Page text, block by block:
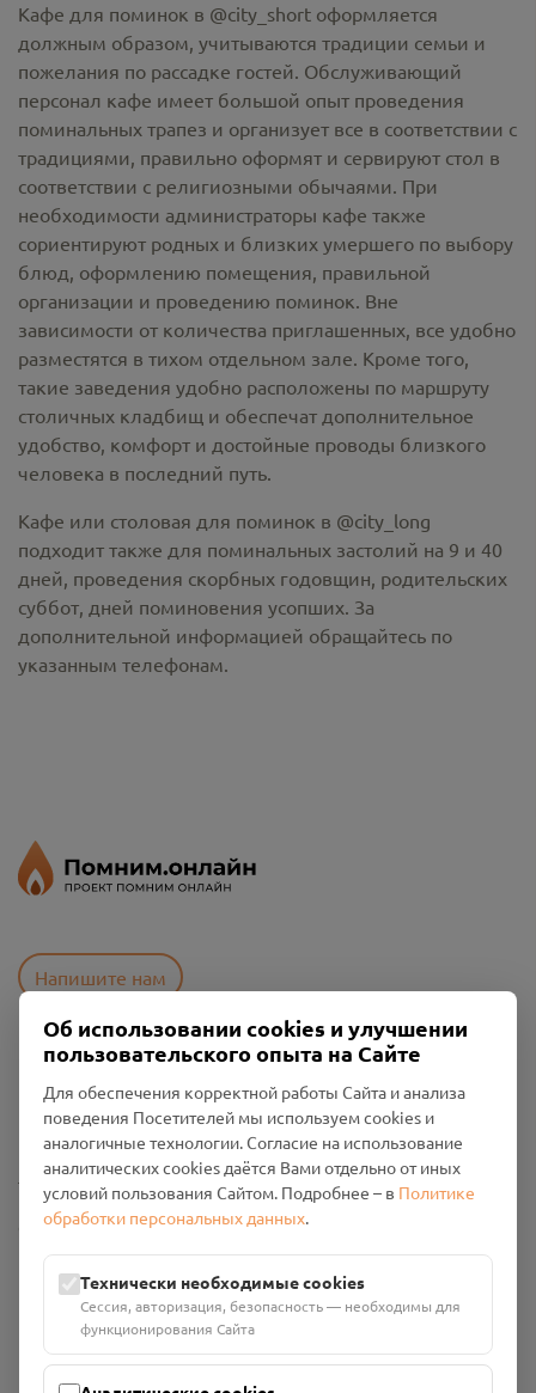
Кафе для поминок в @city_short оформляется
должным образом, учитываются традиции семьи и
пожелания по рассадке гостей. Обслуживающий
персонал кафе имеет большой опыт проведения
поминальных трапез и организует все в соответствии с
традициями, правильно оформят и сервируют стол в
соответствии с религиозными обычаями. При
необходимости администраторы кафе также
сориентируют родных и близких умершего по выбору
блюд, оформлению помещения, правильной
организации и проведению поминок. Вне
зависимости от количества приглашенных, все удобно
разместятся в тихом отдельном зале. Кроме того,
такие заведения удобно расположены по маршруту
столичных кладбищ и обеспечат дополнительное
удобство, комфорт и достойные проводы близкого
человека в последний путь.
Кафе или столовая для поминок в @city_long
подходит также для поминальных застолий на 9 и 40
дней, проведения скорбных годовщин, родительских
суббот, дней поминовения усопших. За
дополнительной информацией обращайтесь по
указанным телефонам.
Напишите нам
Политика конфиденциальности
Промо-материалы
Настройки cookies
Общество с ограниченной ответственностью «Смоленский
Проект Помним»
ИНН: 6700029207 ОГРН: 1256700001986
Юридический адрес: 216790, Смоленская область, р-н
Руднянский, г. Рудня, улица Западная, д. 26А, пом. 18
Номер счёта: 40702810901130004287 в АО "АЛЬФА-БАНК"
Об использовании cookies и улучшении
пользовательского опыта на Сайте
Для обеспечения корректной работы Сайта и анализа
поведения Посетителей мы используем cookies и
аналогичные технологии. Согласие на использование
аналитических cookies даётся Вами отдельно от иных
условий пользования Сайтом. Подробнее – в Политике
обработки персональных данных.
Технически необходимые cookies
Сессия, авторизация, безопасность — необходимы для
функционирования Сайта